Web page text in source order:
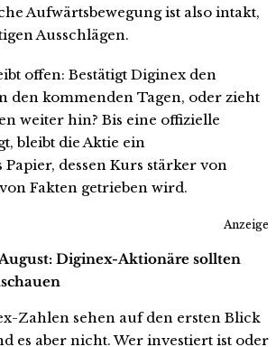
Aufwärtsbewegung ist also intakt,
Ausschlägen.
offen: Bestätigt Diginex den
den kommenden Tagen, oder zieht
weiter hin? Bis eine offizielle
bleibt die Aktie ein
dessen Kurs stärker von
Fakten getrieben wird.
Anzeige
Diginex-Aktionäre sollten
Zahlen sehen auf den ersten Blick
es aber nicht. Wer investiert ist oder